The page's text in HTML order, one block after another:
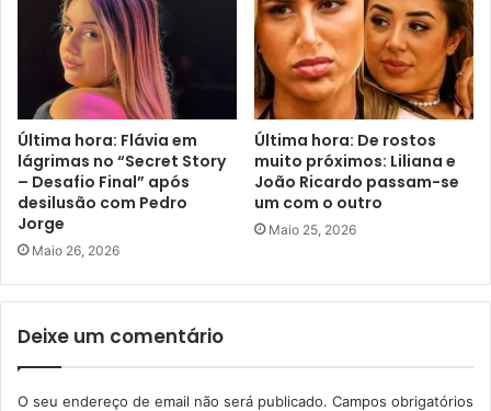
Última hora: Flávia em
lágrimas no “Secret Story
– Desafio Final” após
desilusão com Pedro
Jorge
Maio 26, 2026
Última hora: De rostos
muito próximos: Liliana e
João Ricardo passam-se
um com o outro
Maio 25, 2026
Deixe um comentário
O seu endereço de email não será publicado. Campos obrigatórios